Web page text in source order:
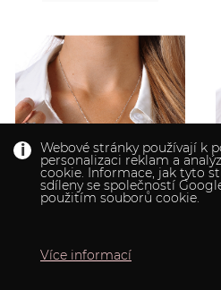
Webové stránky používají k
personalizaci reklam a
cookie. Informace, jak tyto
sdíleny se společností
použitím souborů cookie.
Více informací